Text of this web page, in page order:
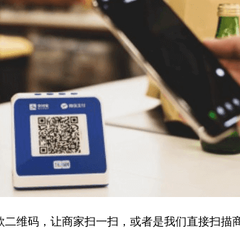
维码，让商家扫一扫，或者是我们直接扫描